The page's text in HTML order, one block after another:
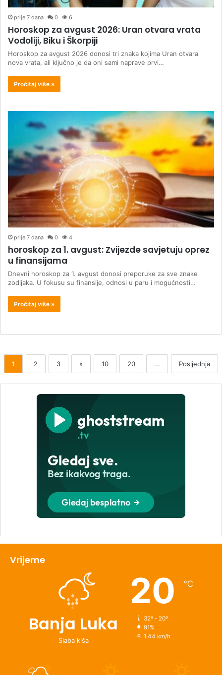
prije 7 dana 0 6
Horoskop za avgust 2026: Uran otvara vrata
Vodoliji, Biku i Škorpiji
Horoskop za avgust 2026 donosi tri znaka kojima Uran otvara
nova vrata, ali ključno je da oni sami naprave prvi…
Pročitaj više »
prije 7 dana 0 4
horoskop za 1. avgust: Zvijezde savjetuju oprez
u finansijama
Dnevni horoskop za 1. avgust donosi preporuke za sve znake
zodijaka. U fokusu su finansije, odnosi u paru i mogućnosti…
Pročitaj više »
1 2 3 » 10 20 ... Posljednja
Vrijeme
Banja Luka
Slaba kiša
20 ℃
32º - 20º
91%
1.44 km/h